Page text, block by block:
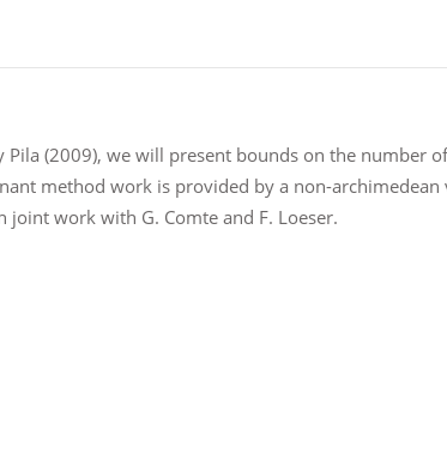
(2009), we will present bounds on the number
method work is provided by a non-
work with G. Comte and F. Loeser.